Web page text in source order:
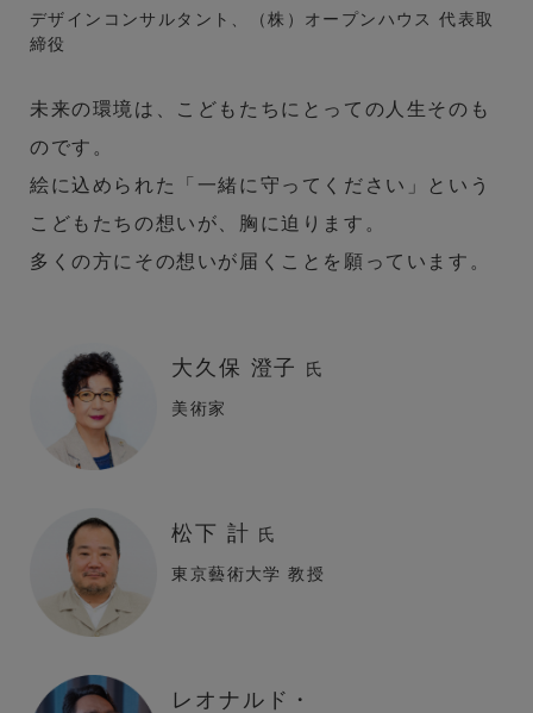
デザインコンサルタント、（株）オープンハウス 代表取
締役
未来の環境は、こどもたちにとっての人生そのも
のです。
絵に込められた「一緒に守ってください」という
こどもたちの想いが、胸に迫ります。
多くの方にその想いが届くことを願っています。
大久保 澄子 氏
美術家
松下 計 氏
東京藝術大学 教授
レオナルド・